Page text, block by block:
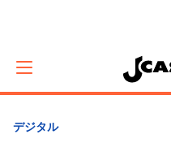
デジタル